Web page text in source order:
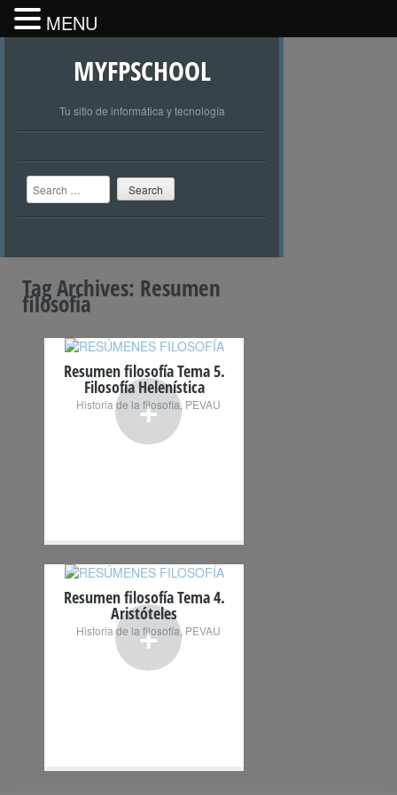
MYFPSCHOOL
Tu sitio de informática y tecnología
Search
Tag Archives: Resumen
filosofía
+
Resumen filosofía Tema 5.
Filosofía Helenística
Historia de la filosofía, PEVAU
+
Resumen filosofía Tema 4.
Aristóteles
Historia de la filosofía, PEVAU
MENU